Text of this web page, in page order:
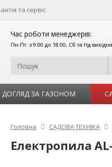
та сервіс
Час роботи менеджерів:
Пн-Пт. з 9:00 до 18:00, Сб та Нд
ДОГЛЯД ЗА ГАЗОНОМ
Головна САДОВА ТЕХНІКА
Електропила